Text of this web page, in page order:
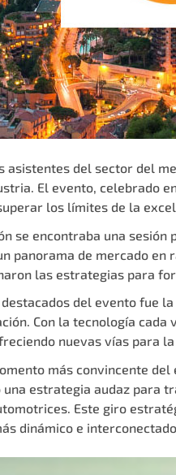
asistentes del sector del
El evento, celebrado
los límites de la
se encontraba una
panorama de mercado
las estrategias para
del evento fue
Con la tecnología
nuevas vías para
más convincente
estrategia audaz para
Este giro
dinámico e